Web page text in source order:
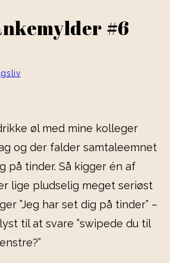
#6
øl med mine kolleger
og der falder samtaleemnet
på tinder. Så kigger én af
lige pludselig meget seriøst
”Jeg har set dig på tinder” –
til at svare ”swipede du til